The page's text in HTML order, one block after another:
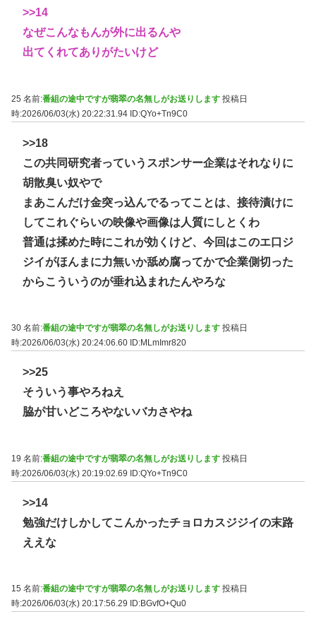
>>14
なぜこんなもんが外に出るんや
出てくれてありがたいけど
25 名前:番組の途中ですが翡翠の名無しがお送りします 投稿日
時:2026/06/03(水) 20:22:31.94 ID:QYo+Tn9C0
>>18
この共同研究者っていうスポンサー企業はそれなりに
胡散臭い奴やで
まあこんだけ金突っ込んでるってことは、接待漬けに
してこれぐらいの映像や画像は人質にしとくわ
普通は揉めた時にこれが効くけど、今回はこのエ口ジ
ジイがほんまに力無いか舐め腐ってかで企業側切った
からこういうのが垂れ込まれたんやろな
30 名前:番組の途中ですが翡翠の名無しがお送りします 投稿日
時:2026/06/03(水) 20:24:06.60 ID:MLmImr820
>>25
そういう事やろねえ
脇が甘いどころやないバカさやね
19 名前:番組の途中ですが翡翠の名無しがお送りします 投稿日
時:2026/06/03(水) 20:19:02.69 ID:QYo+Tn9C0
>>14
勉強だけしかしてこんかったチョロカスジジイの末路
ええな
15 名前:番組の途中ですが翡翠の名無しがお送りします 投稿日
時:2026/06/03(水) 20:17:56.29
ID:BGvfO+Qu0